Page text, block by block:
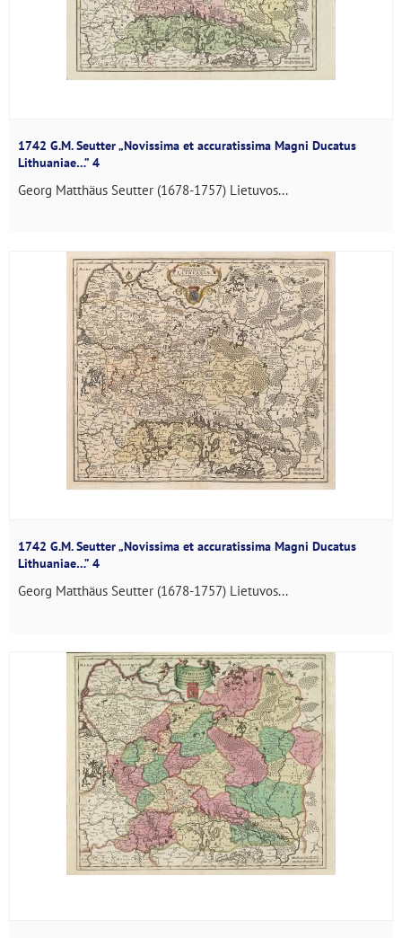
1742 G.M. Seutter „Novissima et accuratissima Magni Ducatus
Lithuaniae…” 4
Georg Matthäus Seutter (1678-1757) Lietuvos...
1742 G.M. Seutter „Novissima et accuratissima Magni Ducatus
Lithuaniae…” 4
Georg Matthäus Seutter (1678-1757) Lietuvos...